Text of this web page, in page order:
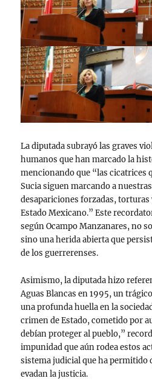
La diputada subrayó las graves
humanos que han marcado la
mencionando que “las cicatrices
Sucia siguen marcando a
desapariciones forzadas, torturas
Estado Mexicano.” Este
según Ocampo Manzanares, no
sino una herida abierta que
de los guerrerenses.
Asimismo, la diputada hizo
Aguas Blancas en 1995, un
una profunda huella en la
crimen de Estado, cometido por
debían proteger al pueblo,”
impunidad que aún rodea estos
sistema judicial que ha permitido
evadan la justicia.